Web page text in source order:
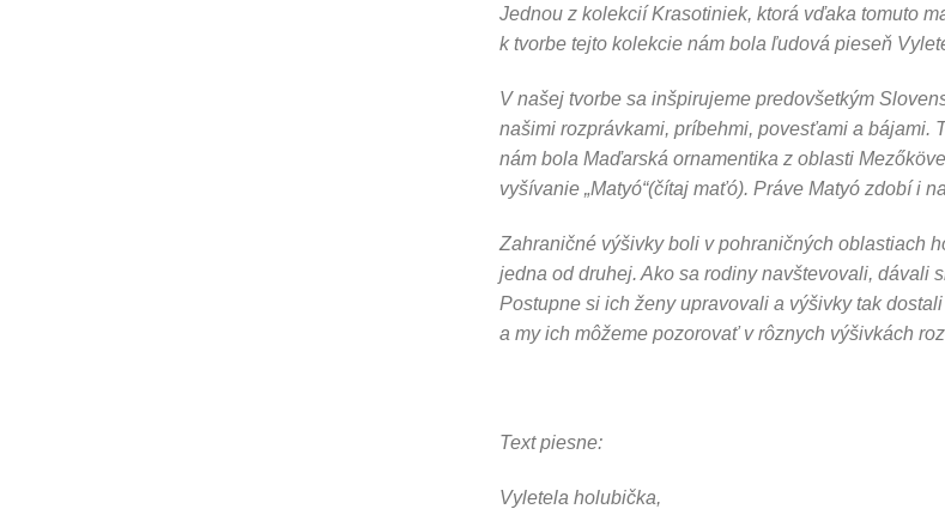
Jednou z kolekcií Krasotiniek, ktorá vďaka tomuto
k tvorbe tejto kolekcie nám bola ľudová pieseň
V našej tvorbe sa inšpirujeme predovšetkým
našimi rozprávkami, príbehmi, povesťami a bájami.
nám bola Maďarská ornamentika z oblasti
vyšívanie „Matyó“(čítaj maťó). Práve Matyó zdobí i
Zahraničné výšivky boli v pohraničných oblastiach
jedna od druhej. Ako sa rodiny navštevovali, dávali
Postupne si ich ženy upravovali a výšivky tak
a my ich môžeme pozorovať v rôznych výšivkách
Text piesne:
Vyletela holubička,